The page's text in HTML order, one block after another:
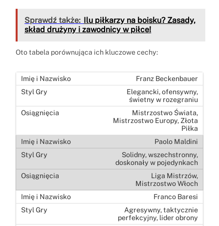
Sprawdź także:
Ilu piłkarzy na boisku? Zasady,
skład drużyny i zawodnicy w piłce!
Oto tabela porównująca ich kluczowe cechy:
Franz Beckenbauer
Elegancki, ofensywny,
świetny w rozegraniu
Mistrzostwo Świata,
Mistrzostwo Europy, Złota
Piłka
Paolo Maldini
Solidny, wszechstronny,
doskonały w pojedynkach
Liga Mistrzów,
Mistrzostwo Włoch
Franco Baresi
Agresywny, taktycznie
perfekcyjny, lider obrony